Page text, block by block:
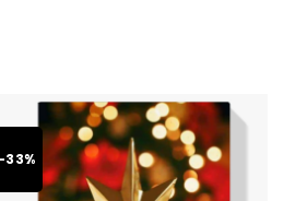
-33%